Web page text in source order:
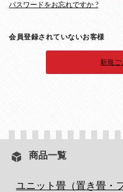
パスワードをお忘れですか ?
会員登録されていないお客様
新規ご
商品一覧
ユニット畳（置き畳・